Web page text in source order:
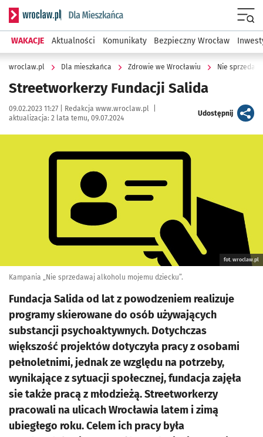
Serwis informacyjny wroclaw.pl podserwis: Dla mieszkańca
WAKACJE Aktualności Komunikaty Bezpieczny Wrocław
wroclaw.pl Dla mieszkańca Zdrowie we Wrocławiu Nie
Streetworkerzy Fundacji Salida
Data publikacji:
09.02.2023 11:27 | Autor:
Redakcja www.wroclaw.pl
aktualizacja: 2 lata temu, 09.07.2024
Udostępnijartykuł
fot. wroclaw.pl
Kampania „Nie sprzedawaj alkoholu mojemu dziecku”.
Fundacja Salida od lat z powodzeniem realizuje
programy skierowane do osób używających
substancji psychoaktywnych. Dotychczas
większość projektów dotyczyła pracy z osobami
pełnoletnimi, jednak ze względu na potrzeby,
wynikające z sytuacji społecznej, fundacja zajęła
sie także pracą z młodzieżą. Streetworkerzy
pracowali na ulicach Wrocławia latem i zimą
ubiegłego roku. Celem ich pracy była